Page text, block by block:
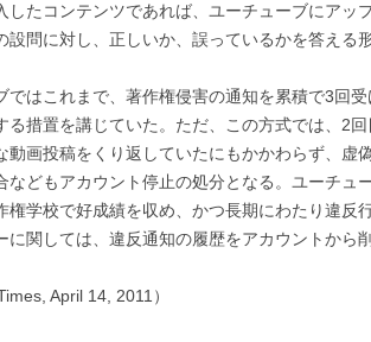
したコンテンツであれば、ユーチューブにアッ
設問に対し、正しいか、誤っているかを答える
はこれまで、著作権侵害の通知を累積で3回
る措置を講じていた。ただ、この方式では、2
動画投稿をくり返していたにもかかわらず、虚
などもアカウント停止の処分となる。ユーチュ
権学校で好成績を収め、かつ長期にわたり違反
に関しては、違反通知の履歴をアカウントから
April 14, 2011）